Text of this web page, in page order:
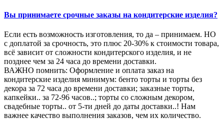
Вы принимаете срочные заказы на кондитерские изделия?
Если есть возможность изготовления, то да – принимаем. НО
с доплатой за срочность, это плюс 20-30% к стоимости товара,
всё зависит от сложности кондитерского изделия, и не
позднее чем за 24 часа до времени доставки.
ВАЖНО помнить: Оформление и оплата заказ на
кондитерские изделия минимум: бенто торты и торты без
декора за 72 часа до времени доставки; заказные торты,
капкейки.. за 72-96 часов..; торты со сложным декором,
свадебные торты.. от 5-ти дней до даты доставки..! Нам
важнее качество выполнения заказов, чем их количество.